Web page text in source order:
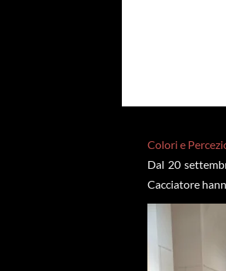
Colori e
Dal 20
Cacciatore